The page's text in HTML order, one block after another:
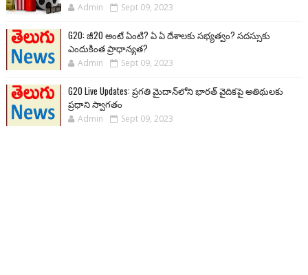
Admin Sept 09, 2023
G20: జీ20 అంటే ఏంటి? ఏ ఏ దేశాలకు సభ్యత్వం? సదస్సుకు
ఎందుకింత ప్రాధాన్యత?
Admin Sept 09, 2023
G20 Live Updates: ప్రగతి మైదాన్‌లోని భారత్ వైదికపై అతిథులకు
ప్రధాని స్వాగతం
Admin Sept 09, 2023